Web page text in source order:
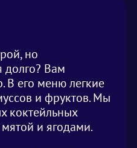
но
долго? Вам
В его меню легкие
и фруктов. Мы
коктейльных
и ягодами.